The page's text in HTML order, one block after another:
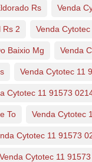
Rs Venda
Rs 2 Venda
Baixio Mg Venda
Venda Cytotec 11
Cytotec 11 91573
To Venda Cytotec
Cytotec 11 91573
Venda Cytotec 11